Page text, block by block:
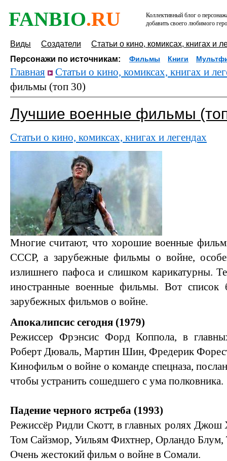
FANBIO.RU
Коллективный блог о
добавить своего любимого
Виды Создатели
Статьи о кино, комиксах, книгах и
Персонажи по источникам:
Фильмы Книги
Главная
Статьи о кино, комиксах, книгах и
фильмы (топ 30)
Лучшие военные фильмы
Статьи о кино, комиксах, книгах и легендах
Многие считают, что хорошие военные
СССР, а зарубежные фильмы о войне,
излишнего пафоса и слишком карикатурны.
иностранные военные фильмы. Вот список
зарубежных фильмов о войне.
Апокалипсис сегодня (1979)
Режиссер Фрэнсис Форд Коппола, в
Роберт Дюваль, Мартин Шин, Фредерик
Кинофильм о войне о команде спецназа,
чтобы устранить сошедшего с ума полковника.
Падение черного ястреба (1993)
Режиссёр Ридли Скотт, в главных ролях Джош
Том Сайзмор, Уильям Фихтнер, Орландо
Очень жестокий фильм о войне в Сомали.